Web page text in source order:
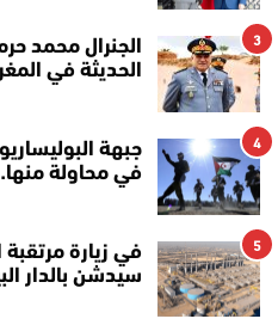
3
الجنرال محمد
الحديثة في
4
جبهة
في محاولة
5
في زيارة
سيدشن بالدار